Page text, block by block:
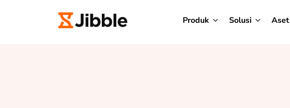
Produk Solusi Aset